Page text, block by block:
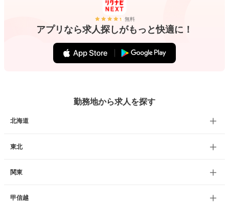
無料
アプリなら求人探しがもっと快適に！
勤務地から求人を探す
北海道
東北
関東
甲信越